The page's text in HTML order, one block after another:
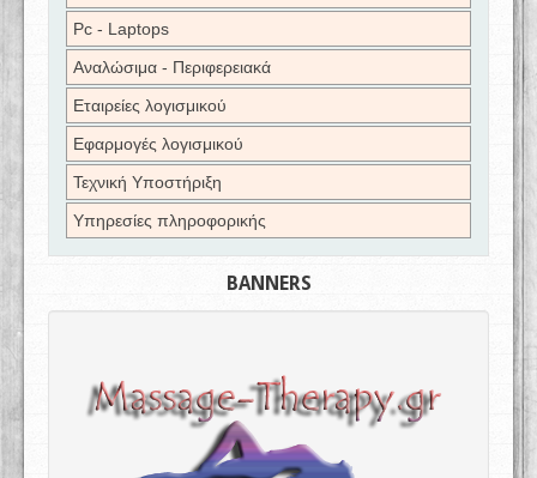
Pc - Laptops
Αναλώσιμα - Περιφερειακά
Εταιρείες λογισμικού
Εφαρμογές λογισμικού
Τεχνική Υποστήριξη
Υπηρεσίες πληροφορικής
BANNERS